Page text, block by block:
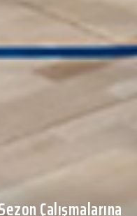
Çalışmalarına